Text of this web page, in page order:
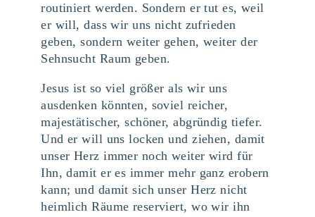
routiniert werden. Sondern er tut es, weil
er will, dass wir uns nicht zufrieden
geben, sondern weiter gehen, weiter der
Sehnsucht Raum geben.
Jesus ist so viel größer als wir uns
ausdenken könnten, soviel reicher,
majestätischer, schöner, abgründig tiefer.
Und er will uns locken und ziehen, damit
unser Herz immer noch weiter wird für
Ihn, damit er es immer mehr ganz erobern
kann; und damit sich unser Herz nicht
heimlich Räume reserviert, wo wir ihn